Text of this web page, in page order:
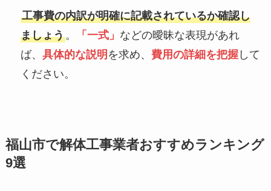
工事費の内訳が明確に記載されているか確認し
ましょう。 「一式」 などの曖昧な表現があれ
ば、 具体的な説明 を求め、 費用の詳細を把握して
ください。
福山市で解体工事業者おすすめランキング
9選